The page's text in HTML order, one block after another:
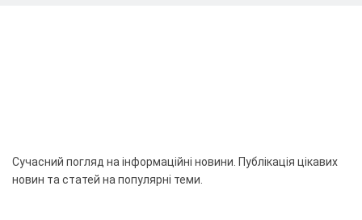
Сучасний погляд на інформаційні новини. Публікація цікавих
новин та статей на популярні теми.